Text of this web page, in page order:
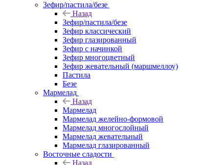
Зефир/пастила/безе
Назад
Зефир/пастила/безе
Зефир классический
Зефир глазированный
Зефир с начинкой
Зефир многоцветный
Зефир жевательный (маршмеллоу)
Пастила
Безе
Мармелад
Назад
Мармелад
Мармелад желейно-формовой
Мармелад многослойный
Мармелад жевательный
Мармелад глазированный
Восточные сладости
Назад